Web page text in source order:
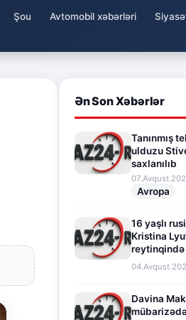
Şou Avtomobil xəbərləri
Ən Son Xəbərlər
Tanınmış
ulduzu
saxlanılıb
Avropa
16 yaşlı
Kristina
irəliləyişə
Davina